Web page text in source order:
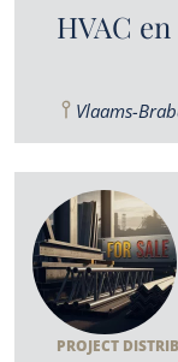
HVAC
Vlaams-
PROJECT